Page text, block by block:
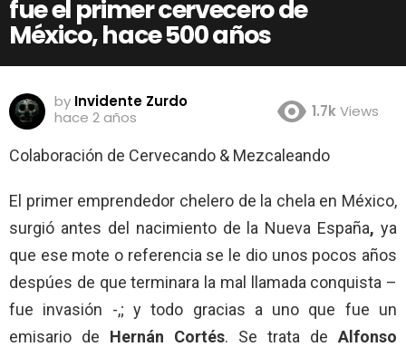
fue el primer cervecero de
México, hace 500 años
by Invidente Zurdo
hace 2 años
1.7kViews
Colaboración de Cervecando & Mezcaleando
El primer emprendedor chelero de la chela en México,
surgió antes del nacimiento de la Nueva España, ya
que ese mote o referencia se le dio unos pocos años
despúes de que terminara la mal llamada conquista –
fue invasión -,; y todo gracias a uno que fue un
emisario de Hernán Cortés. Se trata de Alfonso